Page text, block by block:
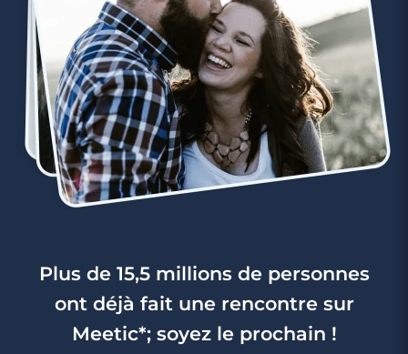
Plus de 15,5 millions de personnes
ont déjà fait une rencontre sur
Meetic*; soyez le prochain !